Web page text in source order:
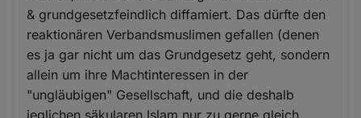
& grundgesetzfeindlich diffamiert. Das dürfte den
reaktionären Verbandsmuslimen gefallen (denen
es ja gar nicht um das Grundgesetz geht, sondern
allein um ihre Machtinteressen in der
"ungläubigen" Gesellschaft, und die deshalb
jeglichen säkularen Islam nur zu gerne gleich